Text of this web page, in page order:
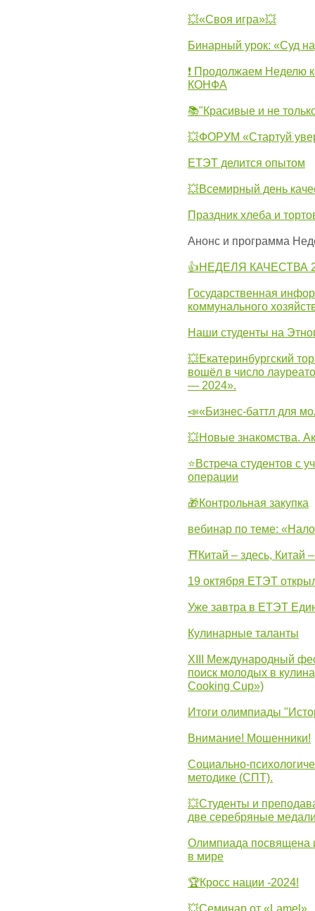
💥«Своя игра»💥
Бинарный урок: «Суд
❗ Продолжаем Неделю
КОНФА
📚"Красивые и не
💥ФОРУМ «Стартуй
ЕТЭТ делится опытом
💥Всемирный день
Праздник хлеба и
Анонс и программа
👍НЕДЕЛЯ КАЧЕСТВА
Государственная
коммунального
Наши студенты на
💥Екатеринбургский
вошёл в число
— 2024».
📣«Бизнес-баттл для
💥Новые знакомства.
⭐Встреча студентов с
операции
🎁Контрольная закупка
вебинар по теме:
⛩Китай – здесь, Китай
19 октября ЕТЭТ
Уже завтра в ЕТЭТ
Кулинарные таланты
XIII Международный
поиск молодых в
Cooking Cup»)
Итоги олимпиады
Внимание! Мошенники!
Социально-
методике (СПТ).
💥Студенты и
две серебряные
Олимпиада посвящена
в мире
🏆Кросс нации -2024!
💥Семинар от «Lamel»